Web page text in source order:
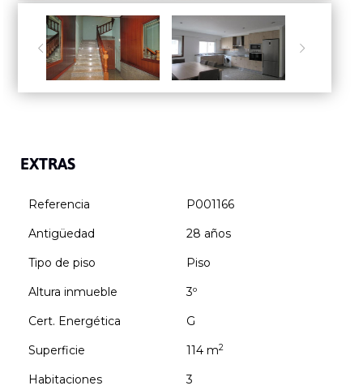
 
EXTRAS
Referencia
P001166
Antigüedad
28 años
Tipo de piso
Piso
Altura inmueble
3º
Cert. Energética
G
Superficie
114 m2
Habitaciones
3